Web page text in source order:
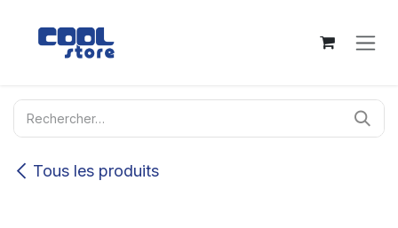
Tous les produits